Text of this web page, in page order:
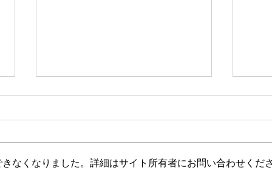
セラピーfile#111 セラ
なくなりました。詳細はサイト所有者にお問い合わせくださ